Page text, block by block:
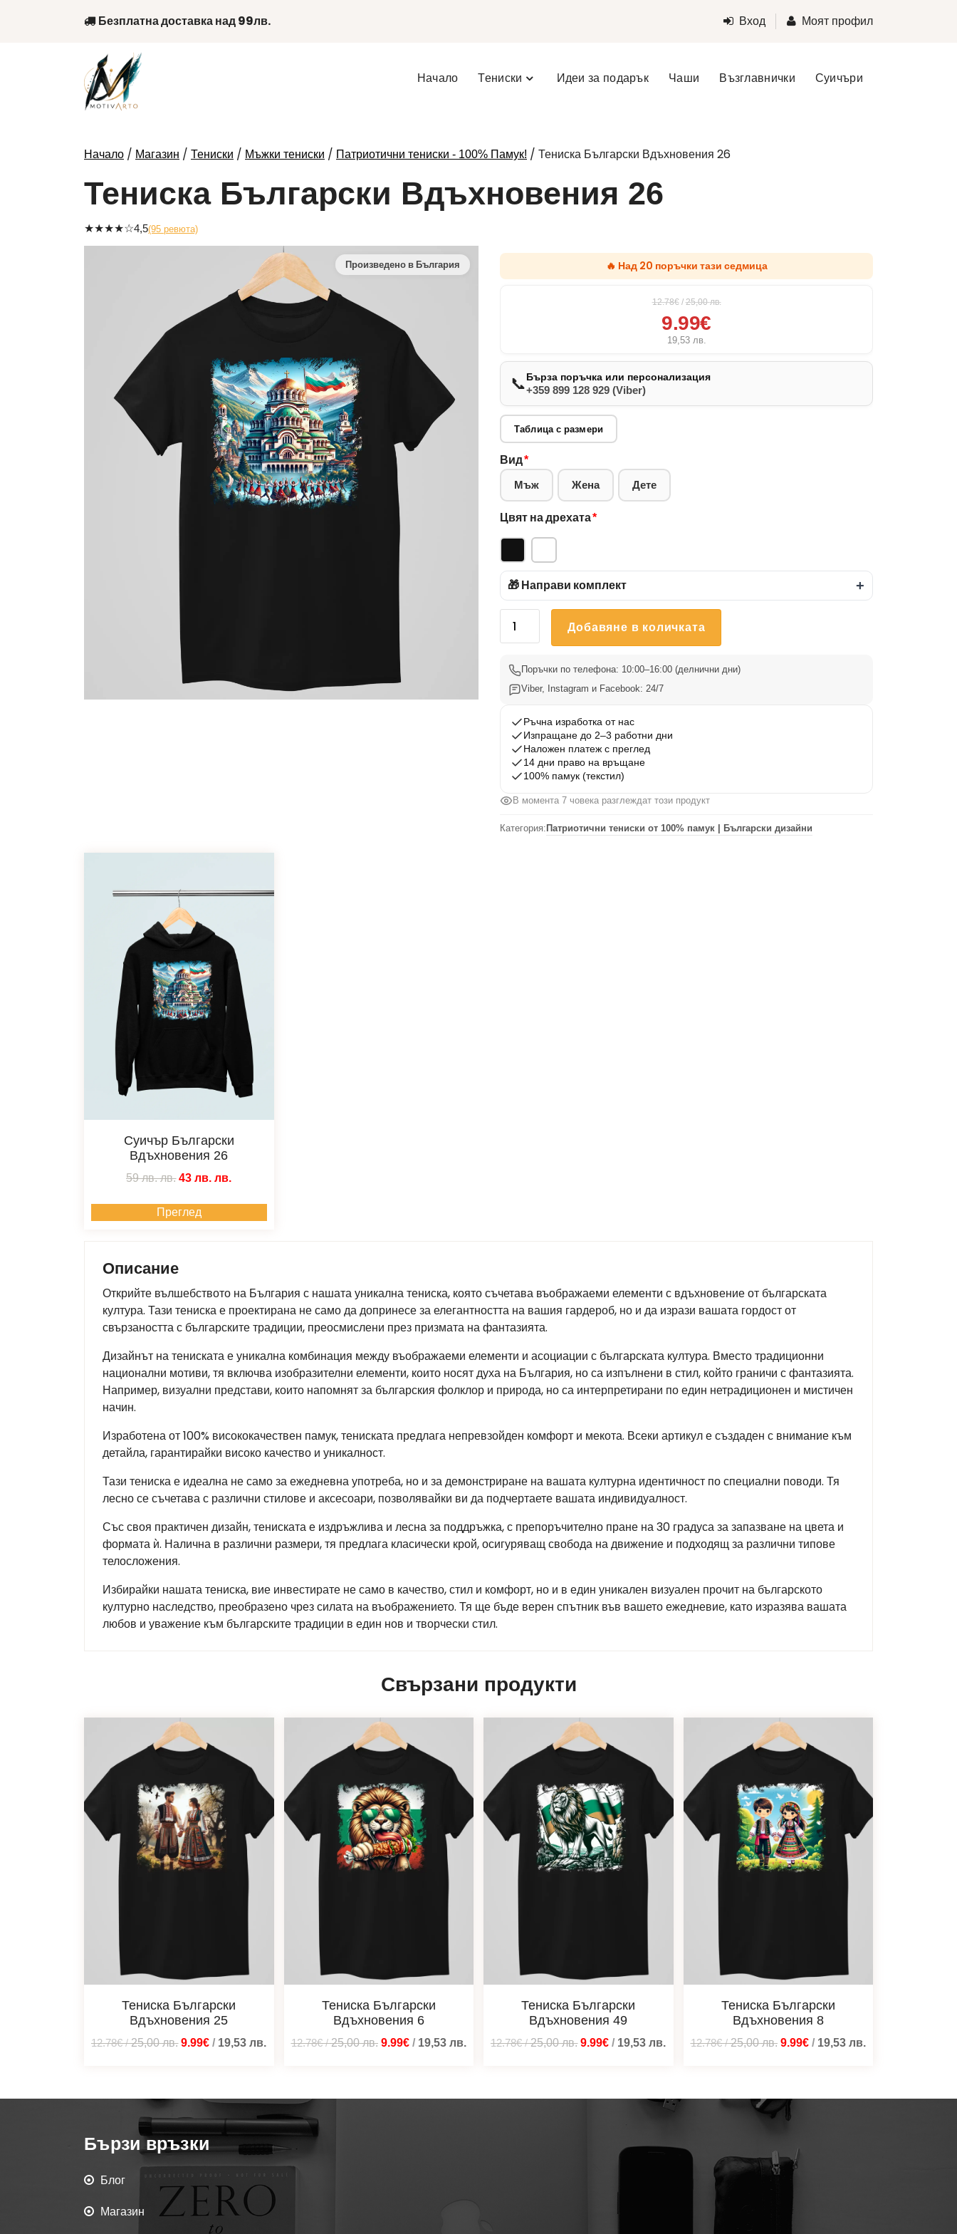
Безплатна доставка над 99лв. Вход Моят профил
Начало Тениски Идеи за подарък Чаши Възглавнички Суичъри
Начало / Магазин / Тениски / Мъжки тениски / Патриотични тениски - 100% Памук! / Тениска Български Вдъхновения 26
Тениска Български Вдъхновения 26
★★★★☆4,5(95 ревюта)
🔥 Над 20 поръчки тази седмица
12.78€ / 25,00лв.
9.99€
19,53 лв.
📞Бърза поръчка или персонализация
+359 899 128 929 (Viber)
Таблица с размери
Вид*
Мъж Жена Дете
Цвят на дрехата*
🎁 Направи комплект +
количество
Български
Вдъхновения
Добавяне в количката
Поръчки по телефона: 10:00–16:00 (делнични дни)
Viber, Instagram и Facebook: 24/7
Ръчна изработка от нас
Изпращане до 2–3 работни дни
Наложен платеж с преглед
14 дни право на връщане
100% памук (текстил)
В момента 7 човека разглеждат този продукт
Категория: Патриотични тениски от 100% памук | Български дизайни
Суичър Български
Вдъхновения 26
59 лв.лв. 43 лв.лв.
Преглед
Описание
Открийте вълшебството на България с нашата уникална тениска, която съчетава въображаеми елементи с вдъхновение от българската
култура. Тази тениска е проектирана не само да допринесе за елегантността на вашия гардероб, но и да изрази вашата гордост от
свързаността с българските традиции, преосмислени през призмата на фантазията.
Дизайнът на тениската е уникална комбинация между въображаеми елементи и асоциации с българската култура. Вместо традиционни
национални мотиви, тя включва изобразителни елементи, които носят духа на България, но са изпълнени в стил, който граничи с фантазията.
Например, визуални представи, които напомнят за българския фолклор и природа, но са интерпретирани по един нетрадиционен и мистичен
начин.
Изработена от 100% висококачествен памук, тениската предлага непревзойден комфорт и мекота. Всеки артикул е създаден с внимание към
детайла, гарантирайки високо качество и уникалност.
Тази тениска е идеална не само за ежедневна употреба, но и за демонстриране на вашата културна идентичност по специални поводи. Тя
лесно се съчетава с различни стилове и аксесоари, позволявайки ви да подчертаете вашата индивидуалност.
Със своя практичен дизайн, тениската е издръжлива и лесна за поддръжка, с препоръчително пране на 30 градуса за запазване на цвета и
формата ѝ. Налична в различни размери, тя предлага класически крой, осигуряващ свобода на движение и подходящ за различни типове
телосложения.
Избирайки нашата тениска, вие инвестирате не само в качество, стил и комфорт, но и в един уникален визуален прочит на българското
културно наследство, преобразено чрез силата на въображението. Тя ще бъде верен спътник във вашето ежедневие, като изразява вашата
любов и уважение към българските традиции в един нов и творчески стил.
Свързани продукти
Тениска Български
Вдъхновения 25
12.78€/25,00лв. 9.99€ / 19,53лв.
Тениска Български
Вдъхновения 6
12.78€/25,00лв. 9.99€/ 19,53 лв.
Тениска Български
Вдъхновения 49
12.78€/25,00лв. 9.99€ / 19,53лв.
Тениска Български
Вдъхновения 8
12.78€/25,00лв. 9.99€/ 19,53 лв.
Бързи връзки
Блог
Магазин